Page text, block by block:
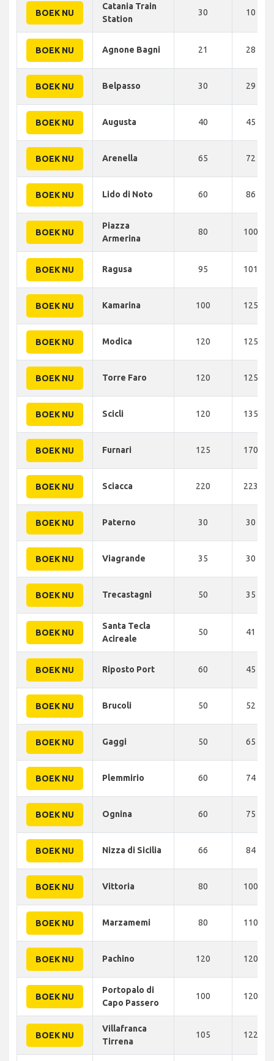
BOEK NU
Catania Train
Station
30 10 KM
BOEK NU Agnone Bagni 21 28 KM
BOEK NU Belpasso 30 29 KM
BOEK NU Augusta 40 45 KM
BOEK NU Arenella 65 72 KM
BOEK NU Lido di Noto 60 86 KM
BOEK NU
Piazza
Armerina
80 100 KM
BOEK NU Ragusa 95 101 KM
BOEK NU Kamarina 100 125 KM
BOEK NU Modica 120 125 KM
BOEK NU Torre Faro 120 125 KM
BOEK NU Scicli 120 135 KM
BOEK NU Furnari 125 170 KM
BOEK NU Sciacca 220 223 KM
BOEK NU Paterno 30 30 KM
BOEK NU Viagrande 35 30 KM
BOEK NU Trecastagni 50 35 KM
BOEK NU
Santa Tecla
Acireale
50 41 KM
BOEK NU Riposto Port 60 45 KM
BOEK NU Brucoli 50 52 KM
BOEK NU Gaggi 50 65 KM
BOEK NU Plemmirio 60 74 KM
BOEK NU Ognina 60 75 KM
BOEK NU Nizza di Sicilia 66 84 KM
BOEK NU Vittoria 80 100 KM
BOEK NU Marzamemi 80 110 KM
BOEK NU Pachino 120 120 KM
BOEK NU
Portopalo di
Capo Passero
100 120 KM
BOEK NU
Villafranca
Tirrena
105 122 KM